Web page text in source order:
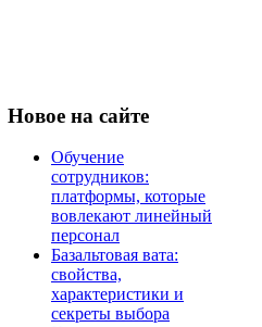
Новое на сайте
Обучение
сотрудников:
платформы, которые
вовлекают линейный
персонал
Базальтовая вата:
свойства,
характеристики и
секреты выбора